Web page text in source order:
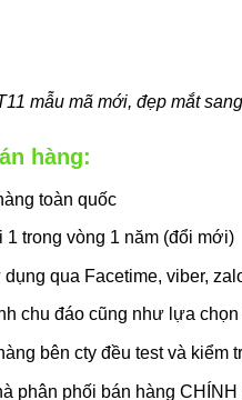
mẫu mã mới, đẹp mắt
hàng:
toàn quốc
1 trong vòng 1 năm (đổi mới)
qua Facetime, viber,
chu đáo cũng như lựa
bên cty đều test và kiểm
phân phối bán hàng